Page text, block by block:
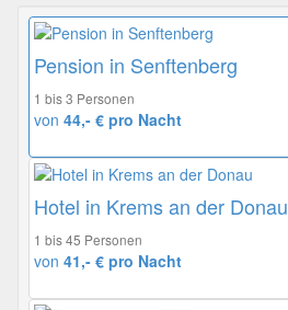
Pension in Senftenberg
1 bis 3 Personen
von 44,- € pro Nacht
Hotel in Krems an der Donau
1 bis 45 Personen
von 41,- € pro Nacht